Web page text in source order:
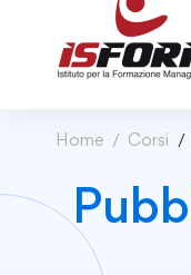
Home Corsi